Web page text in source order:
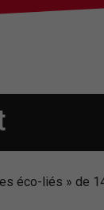
éco-liés » de